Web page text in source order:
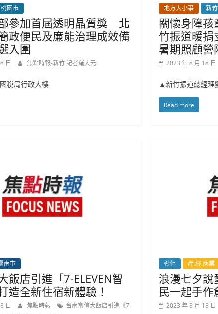
桃園市
參加首屆透明晶質獎 北
政便民及廉能治理成效備
入圍
日 焦點時報-新竹 記者羅大元
稅局行政大樓
地方大小事 新竹
關懷身障
竹振道暖捐
暑期照顧營
2023 年 8 月 18 日
▲新竹振道總經理
Read more
南市
飯店引進「7-ELEVEN智
造全新住宿新體驗！
日 焦點時報
台南富信大飯店引進《7-
彰化 產.經.商業
浪漫七夕
民一起手作
2023 年 8 月 18 日